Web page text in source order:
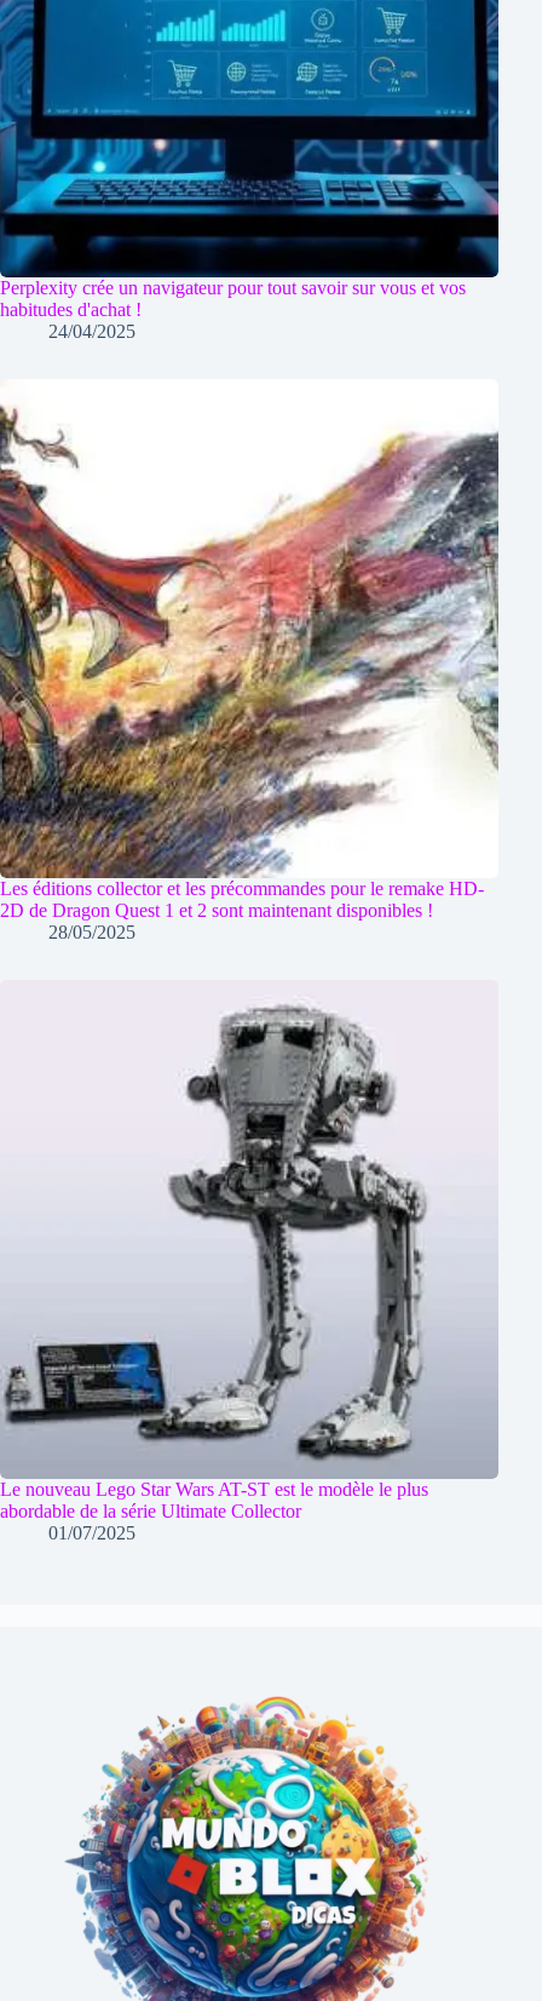
Perplexity crée un navigateur pour tout savoir sur vous et vos
habitudes d'achat !
24/04/2025
Les éditions collector et les précommandes pour le remake HD-
2D de Dragon Quest 1 et 2 sont maintenant disponibles !
28/05/2025
Le nouveau Lego Star Wars AT-ST est le modèle le plus
abordable de la série Ultimate Collector
01/07/2025